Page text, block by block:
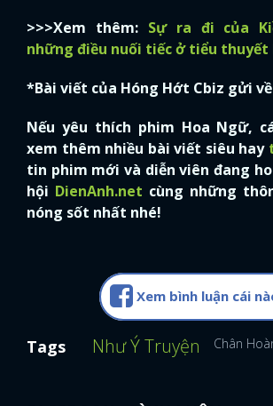
>>>Xem thêm: Sự ra đi của
những điều nuối tiếc ở tiểu thuyết
*Bài viết của Hóng Hớt Cbiz gửi
Nếu yêu thích phim Hoa Ngữ,
xem thêm nhiều bài viết siêu hay
tin phim mới và diễn viên đang
hội DienAnh.net cùng những
nóng sốt nhất nhé!
Xem bình luận cái
Tags Như Ý Truyện Chân